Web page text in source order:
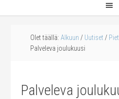
Olet täällä: Alkuun / Uutiset /
Palveleva joulukuusi
Palveleva